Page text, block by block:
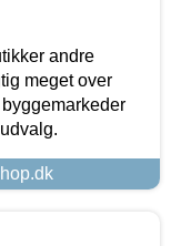
andre
meget over